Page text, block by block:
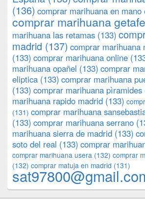
(136) comprar marihuana en mano
comprar marihuana getafe
marihuana las retamas (133)
madrid (137) comprar marihuana
(133) comprar marihuana online
marihuana opañel (133) comprar
eliptica (133) comprar marihuana
(133) comprar marihuana pìramides
marihuana rapido madrid (133)
(131) comprar marihuana
(133) comprar marihuana serrano
marihuana sierra de madrid (133)
soto del real (133) comprar
comprar marihuana usera (132) comprar
(132) comprar matuja en madrid (131)